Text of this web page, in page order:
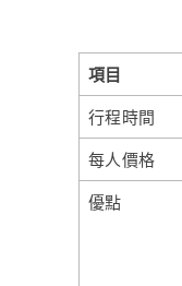
項目
行程時間
每人價格
優點